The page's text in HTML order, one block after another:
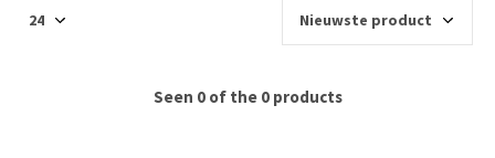
Seen 0 of the 0 products